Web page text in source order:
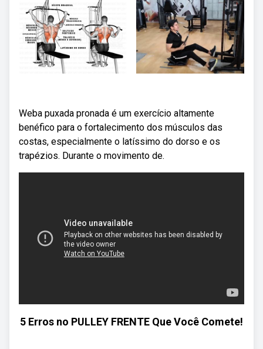
Weba puxada pronada é um exercício altamente
benéfico para o fortalecimento dos músculos das
costas, especialmente o latíssimo do dorso e os
trapézios. Durante o movimento de.
5 Erros no PULLEY FRENTE Que Você Comete!